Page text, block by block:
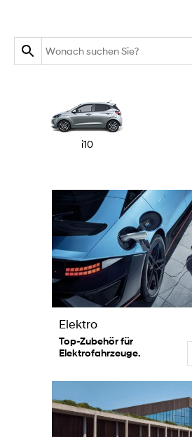
i10
Elektro
Top-Zubehör für
Elektrofahrzeuge.